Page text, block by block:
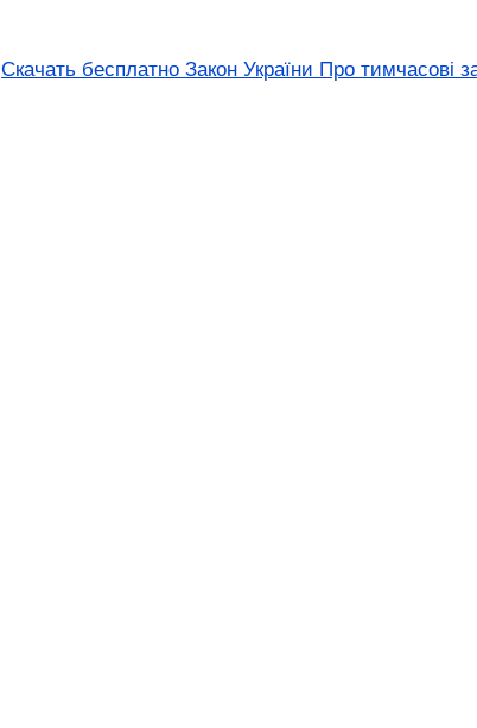
Скачать бесплатно Закон України Про тимчасові